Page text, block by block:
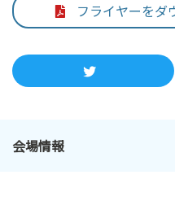
フライヤーをダ
会場情報